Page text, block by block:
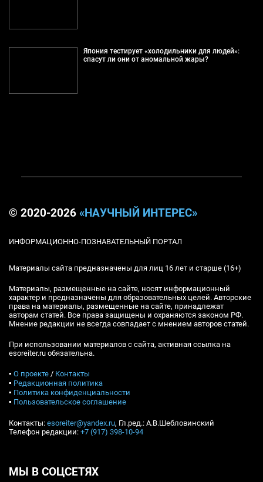
Япония тестирует «холодильники для людей»:
спасут ли они от аномальной жары?
© 2020-2026 «НАУЧНЫЙ ИНТЕРЕС»
ИНФОРМАЦИОННО-ПОЗНАВАТЕЛЬНЫЙ ПОРТАЛ
Материалы сайта предназначены для лиц 16 лет и старше (16+)
Материалы, размещенные на сайте, носят информационный
характер и предназначены для образовательных целей. Авторские
права на материалы, размещенные на сайте, принадлежат
авторам статей. Все права защищены и охраняются законом РФ.
Мнение редакции не всегда совпадает с мнением авторов статей.
При использовании материалов с сайта, активная ссылка на
esoreiter.ru обязательна.
▪ О проекте / Контакты
▪ Редакционная политика
▪ Политика конфиденциальности
▪ Пользовательское соглашение
Контакты: esoreiter@yandex.ru, Гл.ред.: А.В.Шебловинский
Телефон редакции: +7 (917) 398-10-94
МЫ В СОЦСЕТЯХ